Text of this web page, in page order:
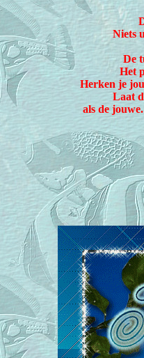
Niets
De
Het
Herken je
Laat
als de